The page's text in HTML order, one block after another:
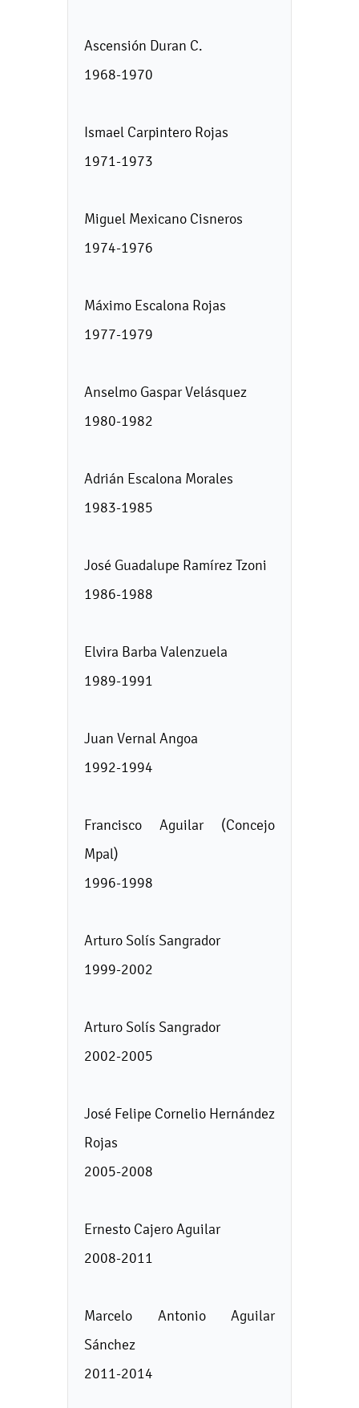
Ascensión Duran C.
1968-1970
Ismael Carpintero Rojas
1971-1973
Miguel Mexicano Cisneros
1974-1976
Máximo Escalona Rojas
1977-1979
Anselmo Gaspar Velásquez
1980-1982
Adrián Escalona Morales
1983-1985
José Guadalupe Ramírez Tzoni
1986-1988
Elvira Barba Valenzuela
1989-1991
Juan Vernal Angoa
1992-1994
Francisco Aguilar (Concejo
Mpal)
1996-1998
Arturo Solís Sangrador
1999-2002
Arturo Solís Sangrador
2002-2005
José Felipe Cornelio Hernández
Rojas
2005-2008
Ernesto Cajero Aguilar
2008-2011
Marcelo Antonio Aguilar
Sánchez
2011-2014